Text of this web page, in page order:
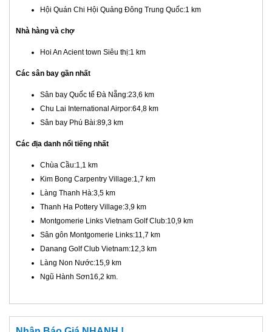
Hội Quán Chi Hội Quảng Đông Trung Quốc:1 km
Nhà hàng và chợ
Hoi An Acient town Siêu thị:1 km
Các sân bay gần nhất
Sân bay Quốc tế Đà Nẵng:23,6 km
Chu Lai International Airpor:64,8 km
Sân bay Phú Bài:89,3 km
Các địa danh nổi tiếng nhất
Chùa Cầu:1,1 km
Kim Bong Carpentry Village:1,7 km
Làng Thanh Hà:3,5 km
Thanh Ha Pottery Village:3,9 km
Montgomerie Links Vietnam Golf Club:10,9 km
Sân gôn Montgomerie Links:11,7 km
Danang Golf Club Vietnam:12,3 km
Làng Non Nước:15,9 km
Ngũ Hành Sơn16,2 km.